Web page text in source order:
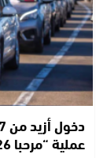
عملية “مرحبا 2026”